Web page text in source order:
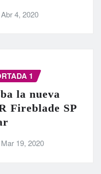
Abr 4, 2020
1
la nueva
Fireblade SP
Mar 19, 2020